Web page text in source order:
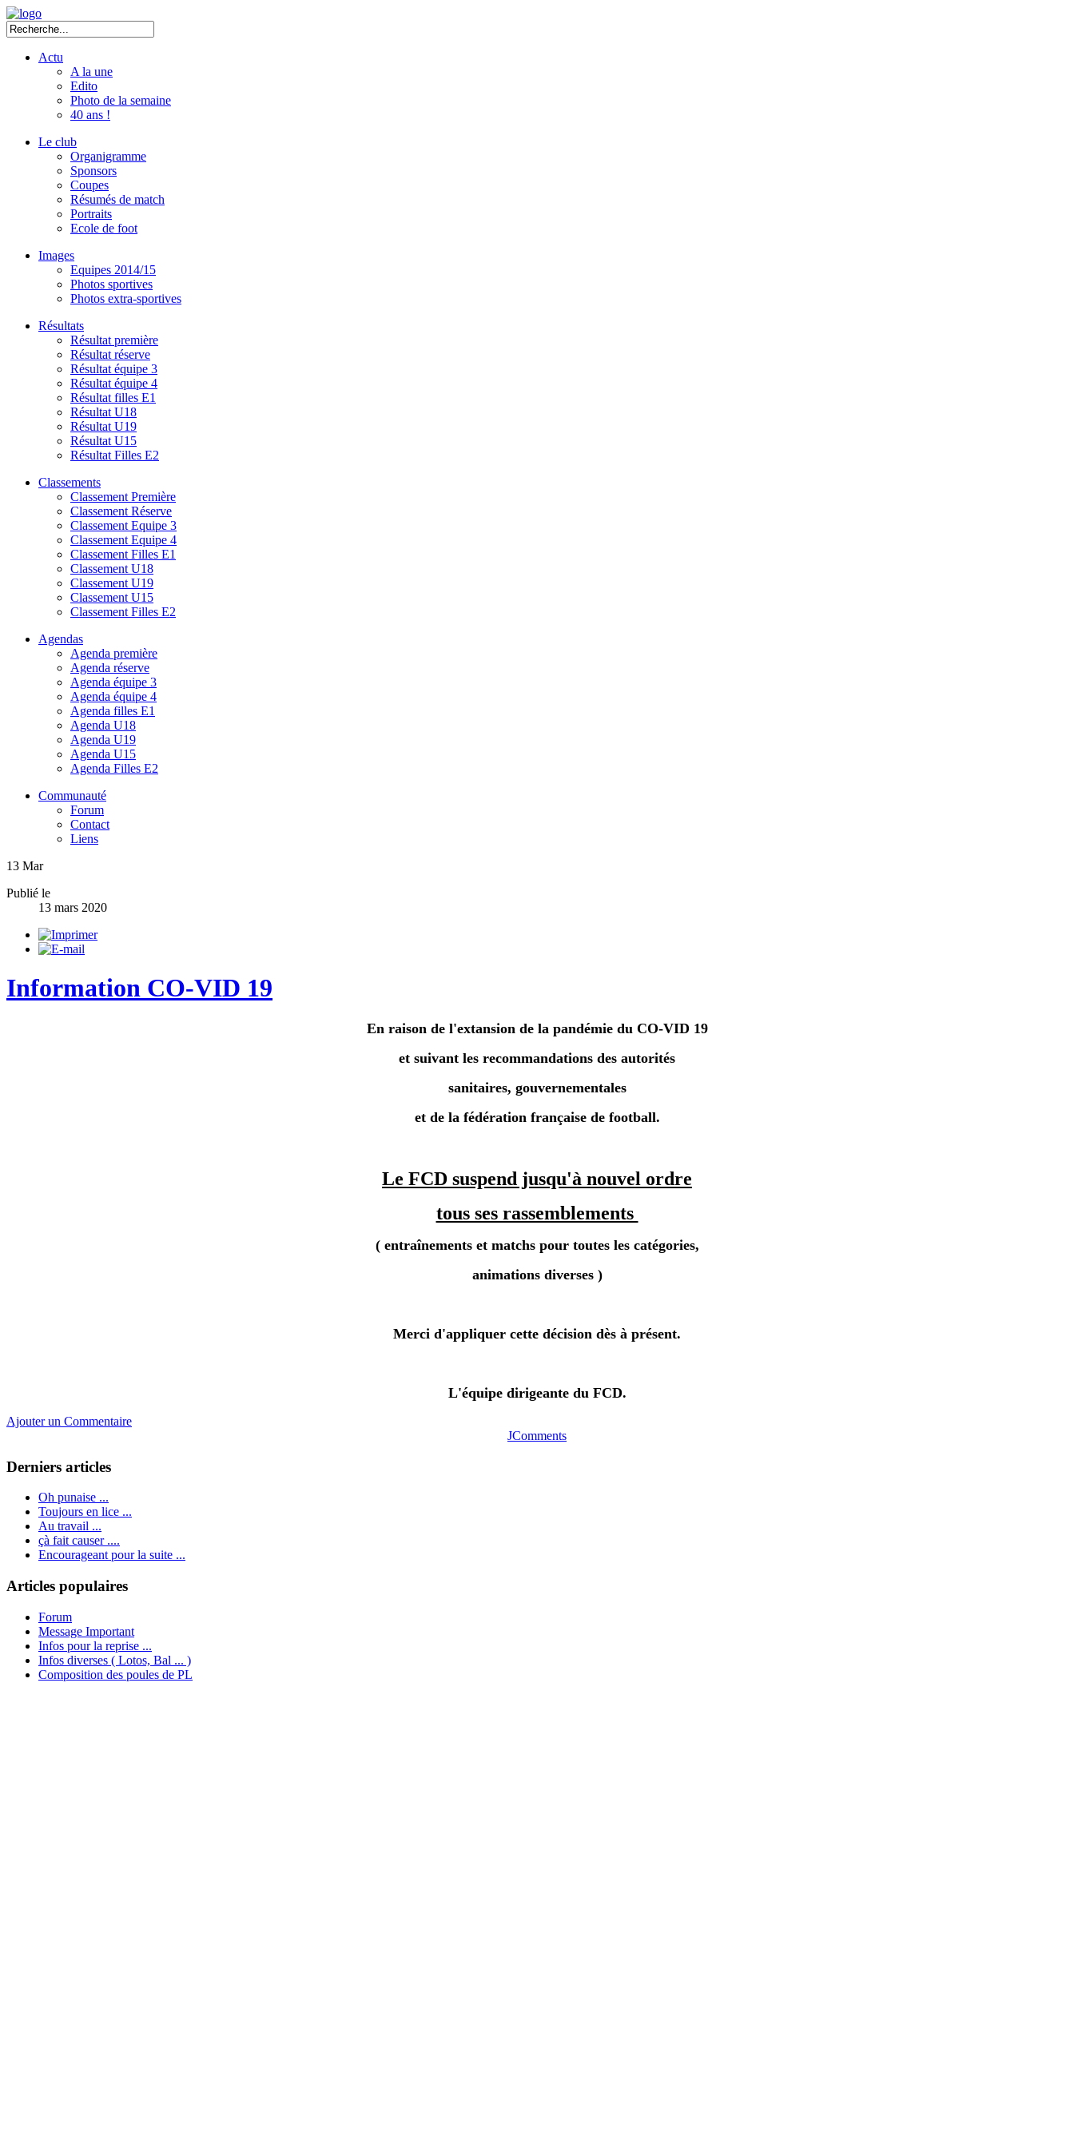
Actu
A la une
Edito
Photo de la semaine
40 ans !
Le club
Organigramme
Sponsors
Coupes
Résumés de match
Portraits
Ecole de foot
Images
Equipes 2014/15
Photos sportives
Photos extra-sportives
Résultats
Résultat première
Résultat réserve
Résultat équipe 3
Résultat équipe 4
Résultat filles E1
Résultat U18
Résultat U19
Résultat U15
Résultat Filles E2
Classements
Classement Première
Classement Réserve
Classement Equipe 3
Classement Equipe 4
Classement Filles E1
Classement U18
Classement U19
Classement U15
Classement Filles E2
Agendas
Agenda première
Agenda réserve
Agenda équipe 3
Agenda équipe 4
Agenda filles E1
Agenda U18
Agenda U19
Agenda U15
Agenda Filles E2
Communauté
Forum
Contact
Liens
13 Mar
Publié le
13 mars 2020
Information CO-VID 19
En raison de l'extansion de la pandémie du CO-VID 19
et suivant les recommandations des autorités
sanitaires, gouvernementales
et de la fédération française de football.
Le FCD suspend jusqu'à nouvel ordre
tous ses rassemblements
( entraînements et matchs pour toutes les catégories,
animations diverses )
Merci d'appliquer cette décision dès à présent.
L'équipe dirigeante du FCD.
Ajouter un Commentaire
JComments
Derniers articles
Oh punaise ...
Toujours en lice ...
Au travail ...
çà fait causer ....
Encourageant pour la suite ...
Articles populaires
Forum
Message Important
Infos pour la reprise ...
Infos diverses ( Lotos, Bal ... )
Composition des poules de PL